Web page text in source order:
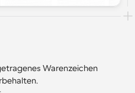
Warenzeichen